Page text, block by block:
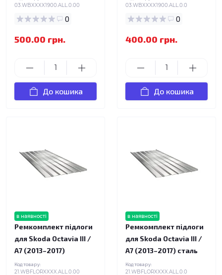
03.WBXXXX1900.ALL.0.00
0
500.00 грн.
До кошика
03.WBXXXX1900.ALL.0.0
0
400.00 грн.
До кошика
в наявності
Ремкомплект підлоги
для Skoda Octavia III /
A7 (2013–2017)
Код товару:
21.WBFLORXXXX.ALL.0.00
в наявності
Ремкомплект підлоги
для Skoda Octavia III /
A7 (2013–2017) сталь
Код товару:
21.WBFLORXXXX.ALL.0.0